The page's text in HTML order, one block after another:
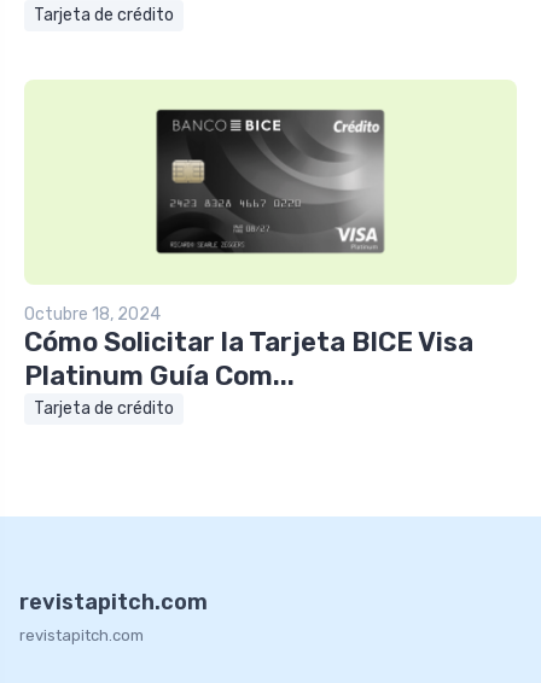
Tarjeta de crédito
Octubre 18, 2024
Cómo Solicitar la Tarjeta BICE Visa
Platinum Guía Com...
Tarjeta de crédito
revistapitch.com
revistapitch.com